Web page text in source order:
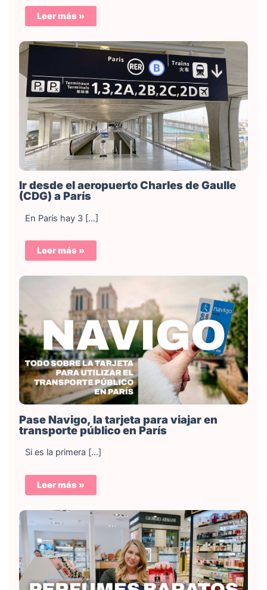
Leer más »
Ir desde el aeropuerto Charles de Gaulle
(CDG) a París
En París hay 3 […]
Leer más »
Pase Navigo, la tarjeta para viajar en
transporte público en París
Si es la primera […]
Leer más »